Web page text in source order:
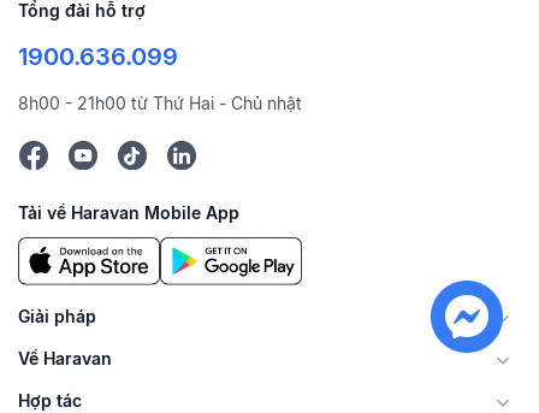
Tổng đài hỗ trợ
1900.636.099
8h00 - 21h00 từ Thứ Hai - Chủ nhật
Tải về Haravan Mobile App
Giải pháp
Về Haravan
Hợp tác